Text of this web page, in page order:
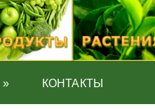
» КОНТАКТЫ